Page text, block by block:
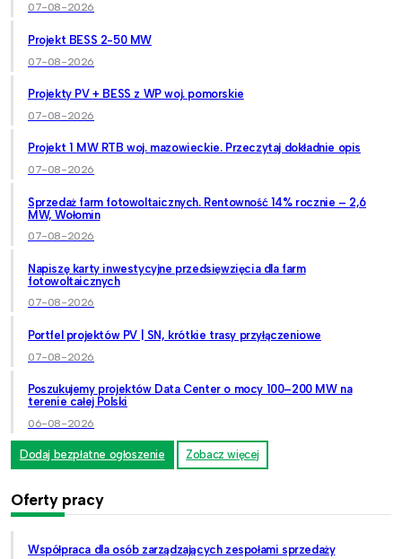
07-08-2026
Projekt BESS 2-50 MW
07-08-2026
Projekty PV + BESS z WP woj. pomorskie
07-08-2026
Projekt 1 MW RTB woj. mazowieckie. Przeczytaj dokładnie opis
07-08-2026
Sprzedaż farm fotowoltaicznych. Rentowność 14% rocznie – 2,6
MW, Wołomin
07-08-2026
Napiszę karty inwestycyjne przedsięwzięcia dla farm
fotowoltaicznych
07-08-2026
Portfel projektów PV | SN, krótkie trasy przyłączeniowe
07-08-2026
Poszukujemy projektów Data Center o mocy 100–200 MW na
terenie całej Polski
06-08-2026
Dodaj bezpłatne ogłoszenie Zobacz więcej
Oferty pracy
Współpraca dla osób zarządzających zespołami sprzedaży